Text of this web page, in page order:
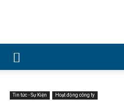
Công
Tin tức - Sự Kiện Hoạt động công ty